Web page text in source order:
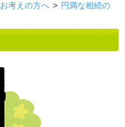
考えの方へ > 円満な相続の